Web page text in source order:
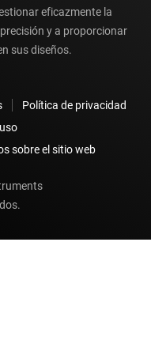
eficazmente la
y a proporcionar
sus diseños.
Política de privacidad
sobre el sitio web